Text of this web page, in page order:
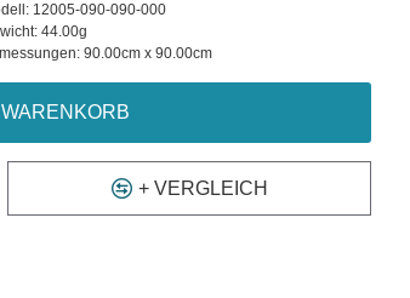
12005-090-090-000
44.00g
90.00cm x 90.00cm
+ VERGLEICH